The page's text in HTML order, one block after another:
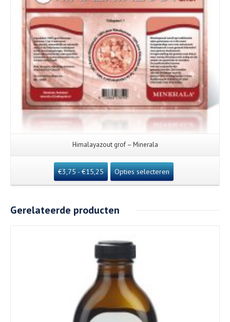
Himalayazout grof – Minerala
€3,75- €15,25 Opties selecteren
Gerelateerde producten